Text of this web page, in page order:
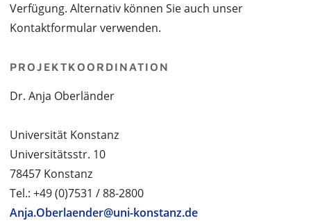
Verfügung. Alternativ können Sie auch unser
Kontaktformular verwenden.
PROJEKTKOORDINATION
Dr. Anja Oberländer
Universität Konstanz
Universitätsstr. 10
78457 Konstanz
Tel.: +49 (0)7531 / 88-2800
Anja.Oberlaender@uni-konstanz.de